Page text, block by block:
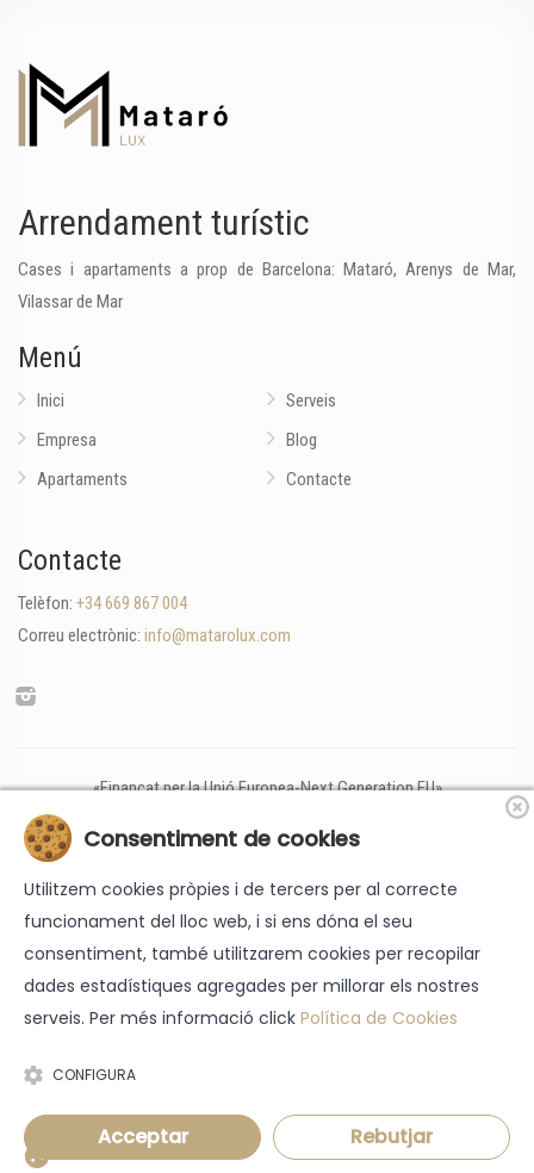
Arrendament turístic
Cases i apartaments a prop de Barcelona: Mataró, Arenys de Mar,
Vilassar de Mar
Menú
Inici
Empresa
Apartaments
Serveis
Blog
Contacte
Contacte
Telèfon: +34 669 867 004
Correu electrònic: info@matarolux.com
«Finançat per la Unió Europea-Next Generation EU»
Nota legal -Galetes-Política de Privadesa-Accessibilitat-Condicions
© 2026 Matarolux - Tots els drets reservats | ---
Disseny web: Blaupixel.com
Consentiment de cookies
Utilitzem cookies pròpies i de tercers per al correcte
funcionament del lloc web, i si ens dóna el seu
consentiment, també utilitzarem cookies per recopilar
dades estadístiques agregades per millorar els nostres
serveis. Per més informació click Política de Cookies
CONFIGURA
Acceptar Rebutjar